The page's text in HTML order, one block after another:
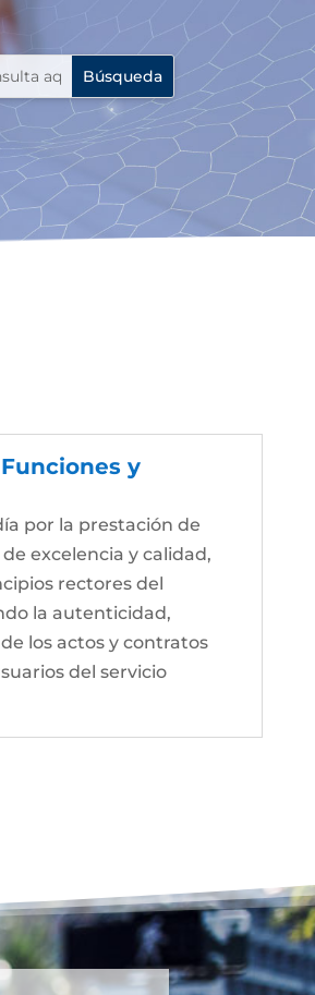
y
por la prestación de
excelencia y calidad,
rectores del
la autenticidad,
los actos y contratos
del servicio